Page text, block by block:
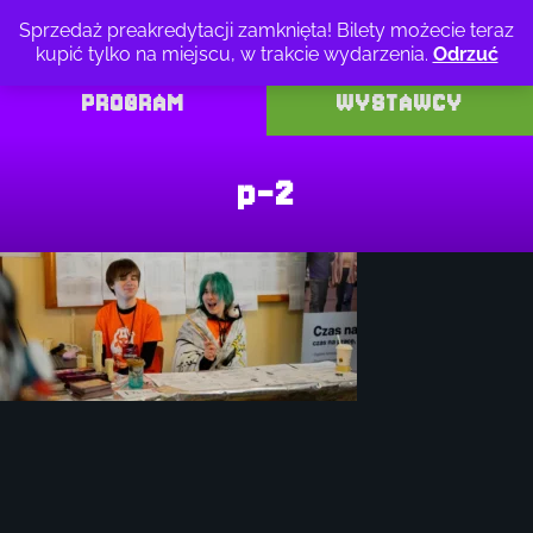
do
treści
PROGRAM WYSTAWCY
p-2
Sprzedaż preakredytacji zamknięta! Bilety możecie teraz
kupić tylko na miejscu, w trakcie wydarzenia. Odrzuć